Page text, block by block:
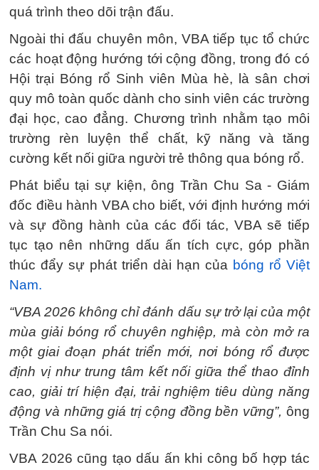
quá trình theo dõi trận đấu.
Ngoài thi đấu chuyên môn, VBA tiếp tục tổ chức
các hoạt động hướng tới cộng đồng, trong đó có
Hội trại Bóng rổ Sinh viên Mùa hè, là sân chơi
quy mô toàn quốc dành cho sinh viên các trường
đại học, cao đẳng. Chương trình nhằm tạo môi
trường rèn luyện thể chất, kỹ năng và tăng
cường kết nối giữa người trẻ thông qua bóng rổ.
Phát biểu tại sự kiện, ông Trần Chu Sa - Giám
đốc điều hành VBA cho biết, với định hướng mới
và sự đồng hành của các đối tác, VBA sẽ tiếp
tục tạo nên những dấu ấn tích cực, góp phần
thúc đẩy sự phát triển dài hạn của bóng rổ Việt
Nam.
“VBA 2026 không chỉ đánh dấu sự trở lại của một
mùa giải bóng rổ chuyên nghiệp, mà còn mở ra
một giai đoạn phát triển mới, nơi bóng rổ được
định vị như trung tâm kết nối giữa thể thao đỉnh
cao, giải trí hiện đại, trải nghiệm tiêu dùng năng
động và những giá trị cộng đồng bền vững”, ông
Trần Chu Sa nói.
VBA 2026 cũng tạo dấu ấn khi công bố hợp tác